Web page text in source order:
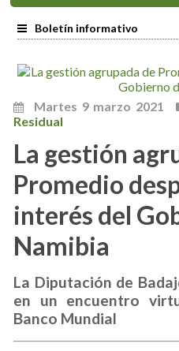
Martes 9 marzo 2021
Residual
La gestión
Promedio
interés del
Namibia
La Diputación de
en un encuentro
Banco Mundial
Boletín informativo